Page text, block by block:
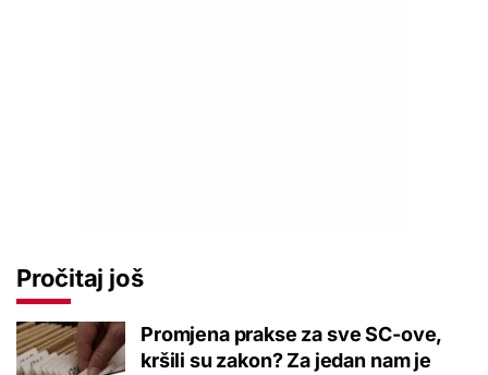
Pročitaj još
Promjena prakse za sve SC-ove,
kršili su zakon? Za jedan nam je